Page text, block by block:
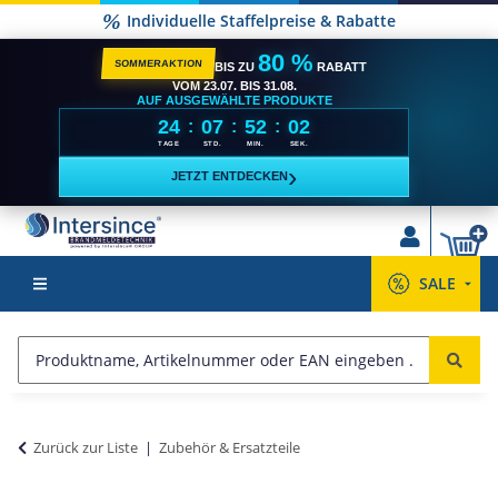
Individuelle Staffelpreise & Rabatte
SOMMERAKTION BIS ZU 80 % RABATT
VOM 23.07. BIS 31.08.
AUF AUSGEWÄHLTE PRODUKTE
24
TAGE
: 07
STD.
: 52
MIN.
: 02
SEK.
JETZT ENTDECKEN ›
SALE
Zurück zur Liste Zubehör & Ersatzteile